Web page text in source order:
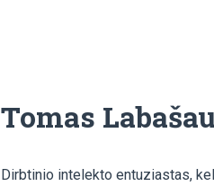
Tomas
Dirbtinio intelekto entuziastas,